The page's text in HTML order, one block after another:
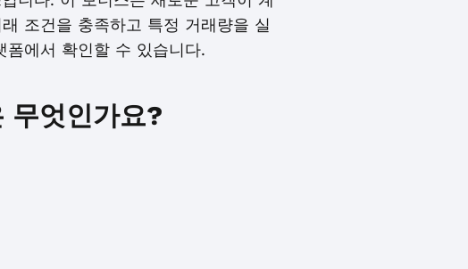
조건을 충족하고 특정 거래량을 실
에서 확인할 수 있습니다.
무엇인가요?